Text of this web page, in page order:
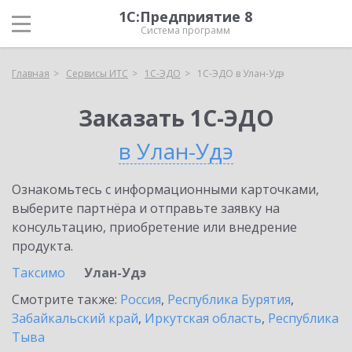
1С:Предприятие 8
Система программ
Главная Сервисы ИТС 1С-ЭДО 1С-ЭДО в Улан-Удэ
Заказать 1С-ЭДО
в Улан-Удэ
Ознакомьтесь с информационными карточками,
выберите партнёра и отправьте заявку на
консультацию, приобретение или внедрение
продукта.
Таксимо
Улан-Удэ
Смотрите также: Россия, Республика Бурятия,
Забайкальский край, Иркутская область, Республика
Тыва